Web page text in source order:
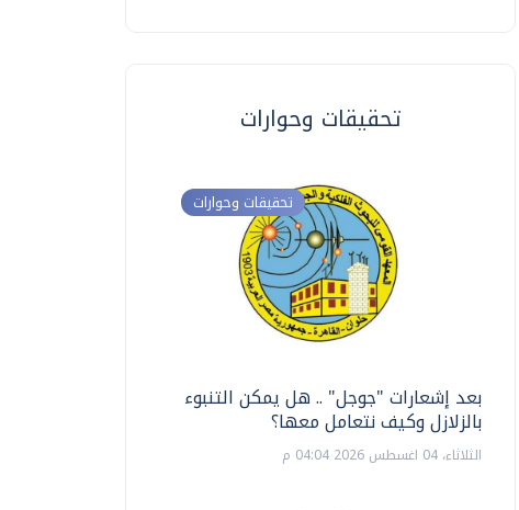
تحقيقات وحوارات
تحقيقات وحوارات
بعد إشعارات "جوجل" .. هل يمكن التنبوء
بالزلازل وكيف نتعامل معها؟
الثلاثاء، 04 اغسطس 2026 04:04 م